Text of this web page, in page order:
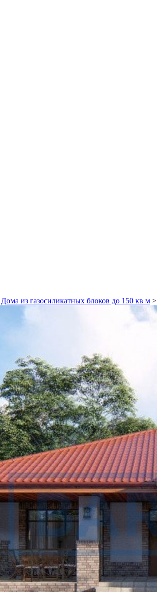
Дома из газосиликатных блоков до 150 кв м >